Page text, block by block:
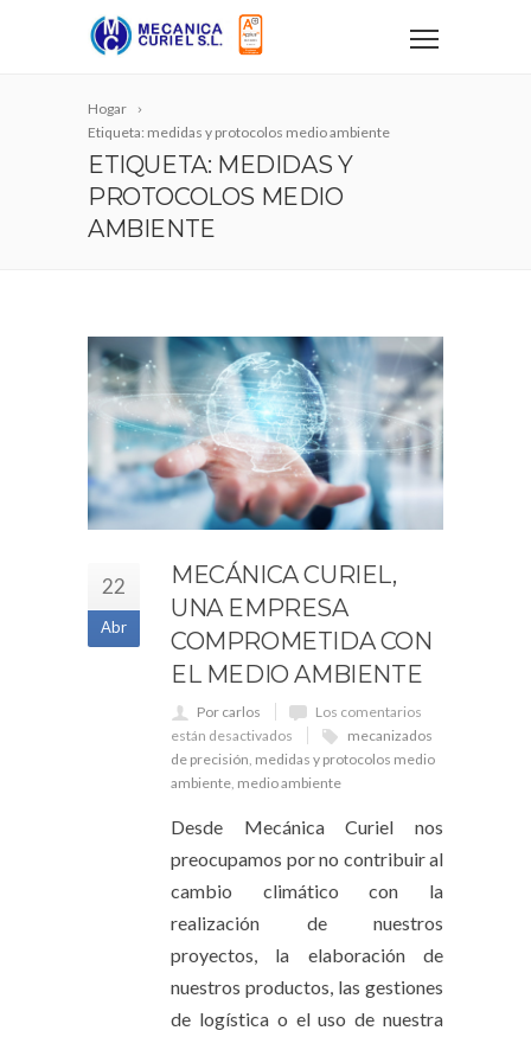
Hogar
Etiqueta: medidas y protocolos medio ambiente
ETIQUETA: MEDIDAS Y
PROTOCOLOS MEDIO
AMBIENTE
22
Abr
MECÁNICA CURIEL,
UNA EMPRESA
COMPROMETIDA CON
EL MEDIO AMBIENTE
Por carlos
Los comentarios
están desactivados
mecanizados
de precisión medidas y protocolos medio
ambiente medio ambiente
Desde Mecánica Curiel nos
preocupamos por no contribuir al
cambio climático con la
realización de nuestros
proyectos, la elaboración de
nuestros productos, las gestiones
de logística o el uso de nuestra